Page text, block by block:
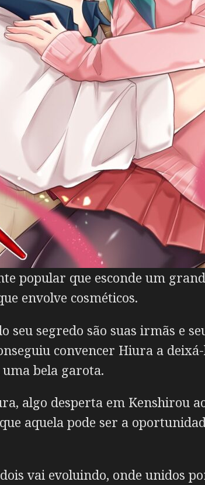
popular que esconde um
envolve cosméticos.
seu segredo são suas irmãs e
convencer Hiura a
bela garota.
algo desperta em Kenshirou
aquela pode ser a
vai evoluindo, onde unidos